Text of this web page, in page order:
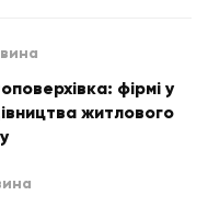
фірмі у
житлового